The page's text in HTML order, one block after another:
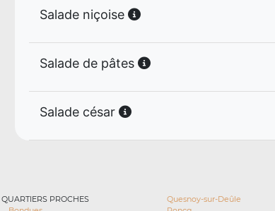
Salade niçoise
Salade de pâtes
Salade césar
QUARTIERS PROCHES
Quesnoy-sur-Deûle